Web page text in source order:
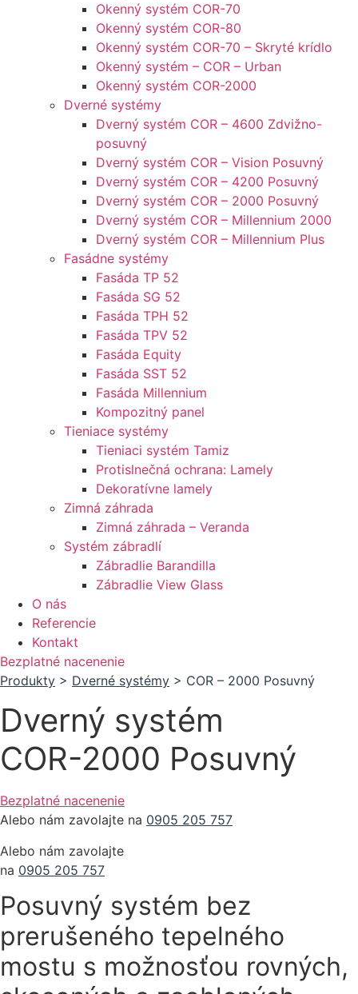
Okenný systém COR-70
Okenný systém COR-80
Okenný systém COR-70 – Skryté krídlo
Okenný systém – COR – Urban
Okenný systém COR-2000
Dverné systémy
Dverný systém COR – 4600 Zdvižno-
posuvný
Dverný systém COR – Vision Posuvný
Dverný systém COR – 4200 Posuvný
Dverný systém COR – 2000 Posuvný
Dverný systém COR – Millennium 2000
Dverný systém COR – Millennium Plus
Fasádne systémy
Fasáda TP 52
Fasáda SG 52
Fasáda TPH 52
Fasáda TPV 52
Fasáda Equity
Fasáda SST 52
Fasáda Millennium
Kompozitný panel
Tieniace systémy
Tieniaci systém Tamiz
Protislnečná ochrana: Lamely
Dekoratívne lamely
Zimná záhrada
Zimná záhrada – Veranda
Systém zábradlí
Zábradlie Barandilla
Zábradlie View Glass
O nás
Referencie
Kontakt
Bezplatné nacenenie
Produkty > Dverné systémy > COR – 2000 Posuvný
Dverný systém
COR-2000 Posuvný
Bezplatné nacenenie
Alebo nám zavolajte na 0905 205 757
Alebo nám zavolajte
na 0905 205 757
Posuvný systém bez
prerušeného tepelného
mostu s možnosťou rovných,